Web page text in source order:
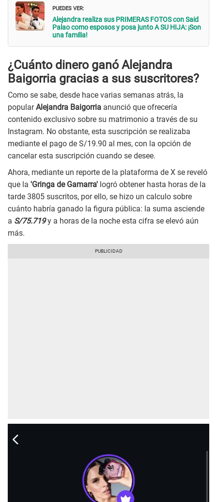
PUEDES VER:
Alejandra realiza sus PRIMERAS FOTOS con Said
Palao como esposos y posa junto A SU HIJA: ¡Son
una familia!
¿Cuánto dinero ganó Alejandra
Baigorria gracias a sus suscritores?
Como se sabe, desde hace varias semanas atrás, la
popularAlejandra Baigorria anunció que ofrecería
contenido exclusivo sobre su matrimonio a través de su
Instagram. No obstante, esta suscripción se realizaba
mediante el pago de S/19.90 al mes, con la opción de
cancelar esta suscripción cuando se desee.
Ahora, mediante un reporte de la plataforma de X se reveló
que la 'Gringa de Gamarra' logró obtener hasta horas de la
tarde 3805 suscritos, por ello, se hizo un calculo sobre
cuánto habría ganado la figura pública: la suma asciende
a S/75.719y a horas de la noche esta cifra se elevó aún
más.